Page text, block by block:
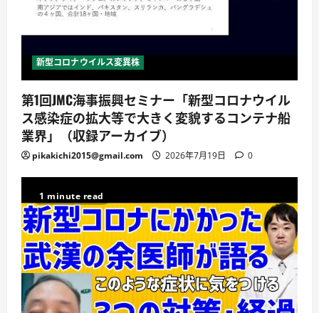
新型コロナウイルス変異株
第1回JMC海事振興セミナー「新型コロナウイル
ス感染症の拡大等で大きく変貌するコンテナ船
業界」（収録アーカイブ）
pikakichi2015@gmail.com 2026年7月19日 0
1 minute read